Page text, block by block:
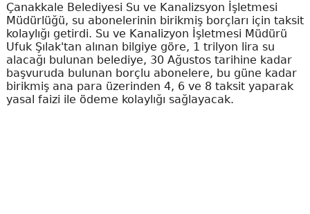
Çanakkale Belediyesi Su ve Kanalizsyon İşletmesi
Müdürlüğü, su abonelerinin birikmiş borçları için taksit
kolaylığı getirdi. Su ve Kanalizyon İşletmesi Müdürü
Ufuk Şılak'tan alınan bilgiye göre, 1 trilyon lira su
alacağı bulunan belediye, 30 Ağustos tarihine kadar
başvuruda bulunan borçlu abonelere, bu güne kadar
birikmiş ana para üzerinden 4, 6 ve 8 taksit yaparak
yasal faizi ile ödeme kolaylığı sağlayacak.